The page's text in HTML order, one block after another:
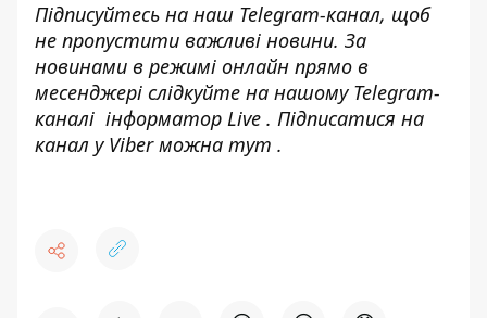
Підписуйтесь на наш Telegram-канал, щоб
не пропустити важливі новини. За
новинами в режимі онлайн прямо в
месенджері слідкуйте на нашому Telegram-
каналі інформатор Live . Підписатися на
канал у Viber можна тут .